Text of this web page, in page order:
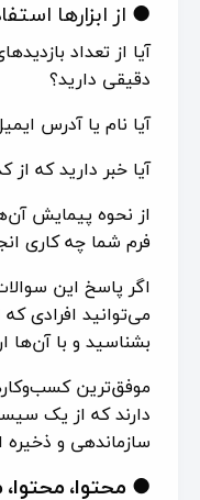
● از ابزارها
آیا از تعداد
دقیقی دارید؟
آیا نام یا آدرس
آیا خبر دارید که
از نحوه پیمایش
فرم شما چه کاری
اگر پاسخ این
می‌توانید افرادی
بشناسید و با آن‌ها
موفق‌ترین
دارند که از یک
سازماندهی و
● محتوا، محتوا،